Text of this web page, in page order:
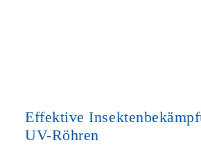
Effektive
UV-Röhren